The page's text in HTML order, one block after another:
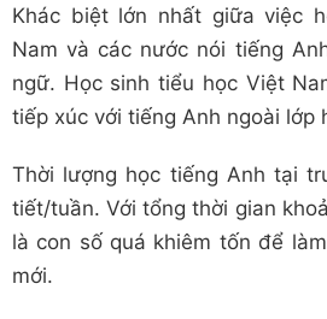
Khác biệt lớn nhất giữa việc
Nam và các nước nói tiếng
ngữ. Học sinh tiểu học Việt
tiếp xúc với tiếng Anh ngoài lớp
Thời lượng học tiếng Anh tại
tiết/tuần. Với tổng thời gian
là con số quá khiêm tốn để
mới.